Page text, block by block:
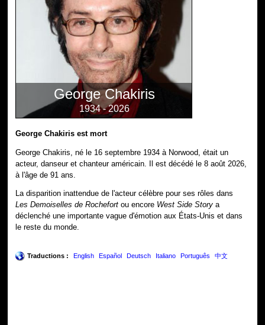
George Chakiris
1934 - 2026
George Chakiris est mort
George Chakiris, né le 16 septembre 1934 à Norwood, était un
acteur, danseur et chanteur américain. Il est décédé le 8 août 2026,
à l'âge de 91 ans.
La disparition inattendue de l'acteur célèbre pour ses rôles dans
Les Demoiselles de Rochefort ou encore West Side Story a
déclenché une importante vague d'émotion aux États-Unis et dans
le reste du monde.
Traductions : English Español Deutsch Italiano Português 中文